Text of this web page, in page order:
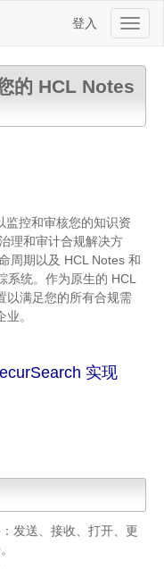
登入
的 HCL Notes
监控和审核您的知识资
理和审计合规解决方
周期以及 HCL Notes 和
系统。作为原生的 HCL
以满足您的所有合规需
。
实现
发送、接收、打开、更